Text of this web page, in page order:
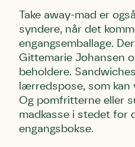
Take away-mad er
syndere, når det
engangsemballage.
Gittemarie Johansen
beholdere.
lærredspose, som kan
Og pomfritterne eller
madkasse i stedet for
engangsbokse.